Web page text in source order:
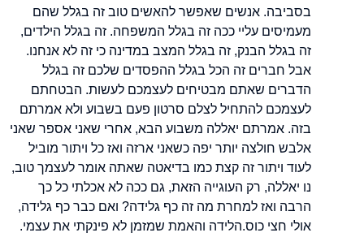
בסביבה. אנשים שאפשר להאשים טוב זה בגלל שהם
מעמיסים עליי ככה זה בגלל המשפחה. זה בגלל הילדים,
זה בגלל הבנק, זה בגלל המצב במדינה כי זה לא אנחנו.
אבל חברים זה הכל בגלל ההפסדים שלכם זה בגלל
הדברים שאתם מבטיחים לעצמכם לעשות. הבטחתם
לעצמכם להתחיל לצלם סרטון פעם בשבוע ולא אמרתם
בזה. אמרתם יאללה משבוע הבא, אחרי שאני אספר שאני
אלבש חולצה יותר יפה כשאני ארזה ואז כל ויתור מוביל
לעוד ויתור זה קצת כמו בדיאטה שאתה אומר לעצמך טוב,
נו יאללה, רק העוגייה הזאת, גם ככה לא אכלתי כל כך
הרבה ואז למחרת מה זה כף גלידה? ואם כבר כף גלידה,
אולי חצי כוס.הלידה והאמת שמזמן לא פינקתי את עצמי.